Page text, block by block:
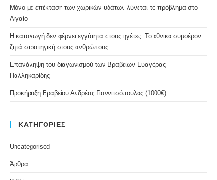
Μόνο με επέκταση των χωρικών υδάτων λύνεται το πρόβλημα στο
Αιγαίο
Η καταγωγή δεν φέρνει εγγύτητα στους ηγέτες. Το εθνικό συμφέρον
ζητά στρατηγική στους ανθρώπους
Επανάληψη του διαγωνισμού των Βραβείων Ευαγόρας
Παλληκαρίδης
Προκήρυξη Βραβείου Ανδρέας Γιαννιτσόπουλος (1000€)
ΚΑΤΗΓΟΡΙΕΣ
Uncategorised
Άρθρα